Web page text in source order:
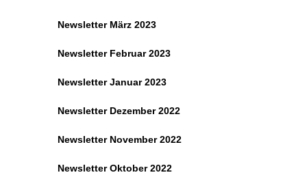
Newsletter März 2023
Newsletter Februar 2023
Newsletter Januar 2023
Newsletter Dezember 2022
Newsletter November 2022
Newsletter Oktober 2022